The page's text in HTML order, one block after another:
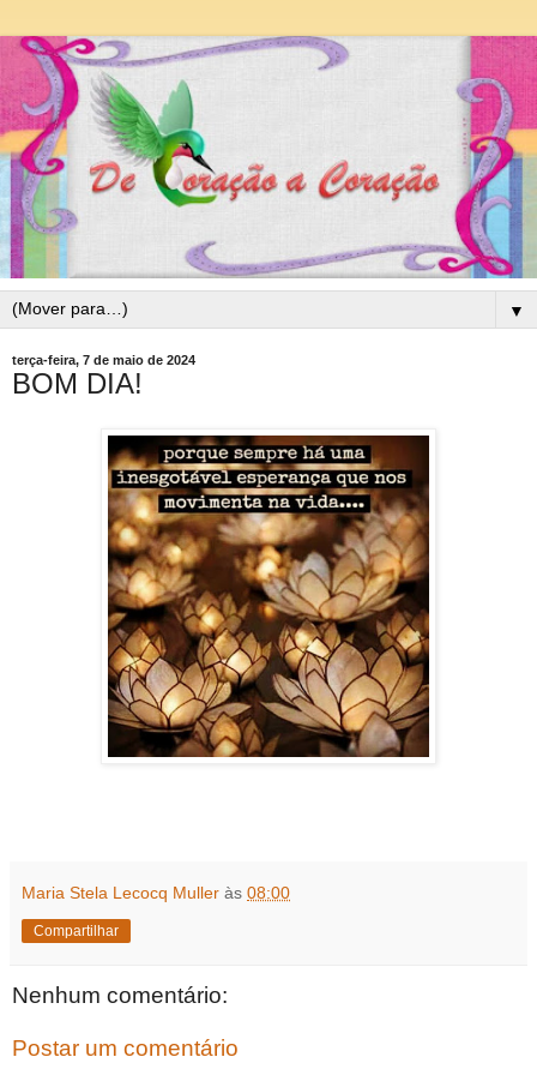
▼
terça-feira, 7 de maio de 2024
BOM DIA!
Maria Stela Lecocq Muller às 08:00
Compartilhar
Nenhum comentário:
Postar um comentário